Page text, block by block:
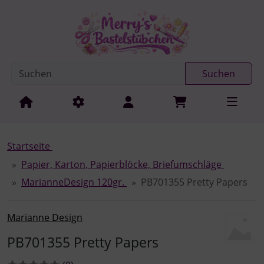
Springe zur Navigation
Suchen
Startseite
Papier, Karton, Papierblöcke, Briefumschläge
MarianneDesign 120gr.
PB701355 Pretty Papers
Marianne Design
PB701355 Pretty Papers